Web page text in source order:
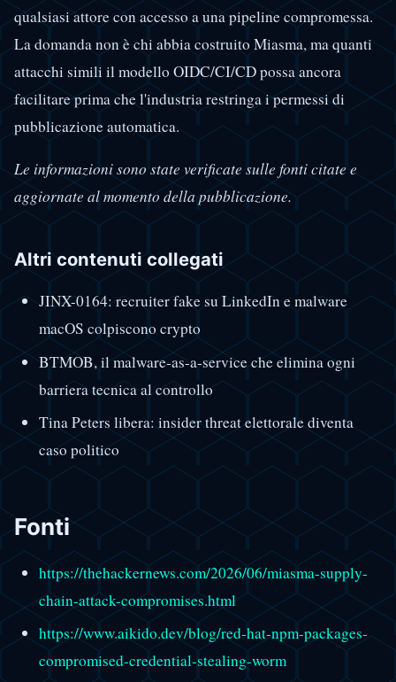
qualsiasi attore con accesso a una pipeline compromessa.
La domanda non è chi abbia costruito Miasma, ma quanti
attacchi simili il modello OIDC/CI/CD possa ancora
facilitare prima che l'industria restringa i permessi di
pubblicazione automatica.
Le informazioni sono state verificate sulle fonti citate e
aggiornate al momento della pubblicazione.
Altri contenuti collegati
JINX-0164: recruiter fake su LinkedIn e malware
macOS colpiscono crypto
BTMOB, il malware-as-a-service che elimina ogni
barriera tecnica al controllo
Tina Peters libera: insider threat elettorale diventa
caso politico
Fonti
https://thehackernews.com/2026/06/miasma-supply-
chain-attack-compromises.html
https://www.aikido.dev/blog/red-hat-npm-packages-
compromised-credential-stealing-worm